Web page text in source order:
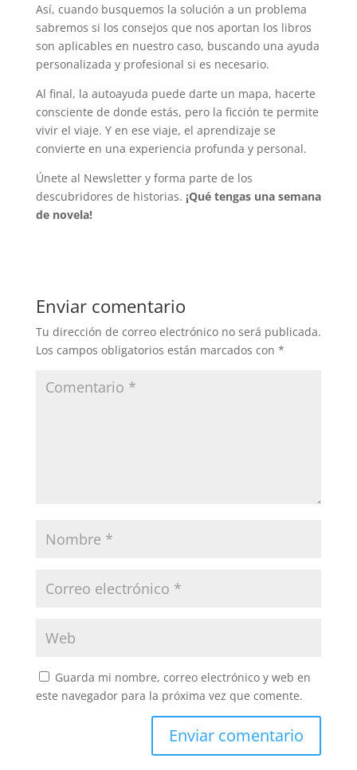
Así, cuando busquemos la solución a un problema
sabremos si los consejos que nos aportan los libros
son aplicables en nuestro caso, buscando una ayuda
personalizada y profesional si es necesario.
Al final, la autoayuda puede darte un mapa, hacerte
consciente de donde estás, pero la ficción te permite
vivir el viaje. Y en ese viaje, el aprendizaje se
convierte en una experiencia profunda y personal.
Únete al Newsletter y forma parte de los
descubridores de historias. ¡Qué tengas una semana
de novela!
Enviar comentario
Tu dirección de correo electrónico no será publicada.
Los campos obligatorios están marcados con *
Guarda mi nombre, correo electrónico y web en
este navegador para la próxima vez que comente.